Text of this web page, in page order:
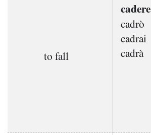
to fall
cadere
cadrò
cadrai
cadrà